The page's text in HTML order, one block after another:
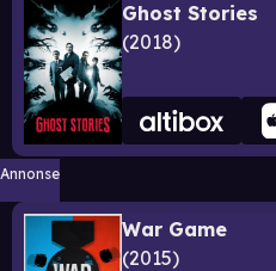
Ghost Stories
2018
Annonse
War Game
2015